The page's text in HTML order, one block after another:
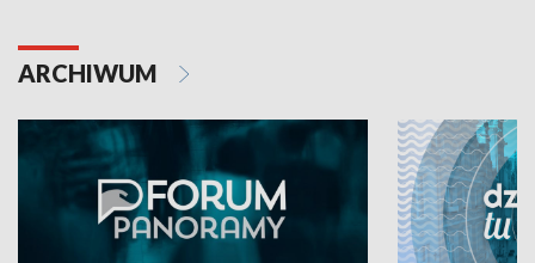
ARCHIWUM